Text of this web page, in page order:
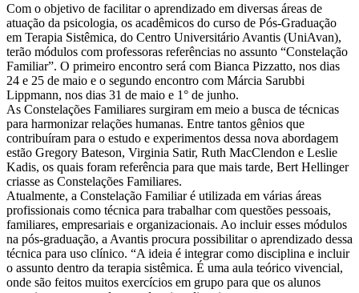
Com o objetivo de facilitar o aprendizado em diversas áreas de
atuação da psicologia, os acadêmicos do curso de Pós-Graduação
em Terapia Sistêmica, do Centro Universitário Avantis (UniAvan),
terão módulos com professoras referências no assunto “Constelação
Familiar”. O primeiro encontro será com Bianca Pizzatto, nos dias
24 e 25 de maio e o segundo encontro com Márcia Sarubbi
Lippmann, nos dias 31 de maio e 1° de junho.
As Constelações Familiares surgiram em meio a busca de técnicas
para harmonizar relações humanas. Entre tantos gênios que
contribuíram para o estudo e experimentos dessa nova abordagem
estão Gregory Bateson, Virginia Satir, Ruth MacClendon e Leslie
Kadis, os quais foram referência para que mais tarde, Bert Hellinger
criasse as Constelações Familiares.
Atualmente, a Constelação Familiar é utilizada em várias áreas
profissionais como técnica para trabalhar com questões pessoais,
familiares, empresariais e organizacionais. Ao incluir esses módulos
na pós-graduação, a Avantis procura possibilitar o aprendizado dessa
técnica para uso clínico. “A ideia é integrar como disciplina e incluir
o assunto dentro da terapia sistêmica. É uma aula teórico vivencial,
onde são feitos muitos exercícios em grupo para que os alunos